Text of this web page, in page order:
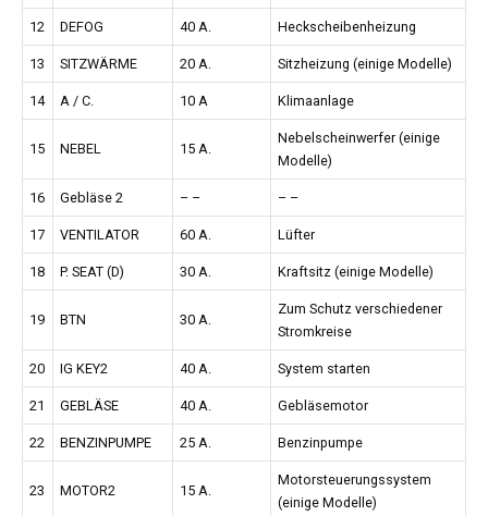
12 DEFOG 40 A. Heckscheibenheizung
13 SITZWÄRME 20 A. Sitzheizung (einige Modelle)
14 A / C. 10 A Klimaanlage
15 NEBEL 15 A.
Nebelscheinwerfer (einige
Modelle)
16 Gebläse 2 – – – –
17 VENTILATOR 60 A. Lüfter
18 P. SEAT (D) 30 A. Kraftsitz (einige Modelle)
19 BTN 30 A.
Zum Schutz verschiedener
Stromkreise
20 IG KEY2 40 A. System starten
21 GEBLÄSE 40 A. Gebläsemotor
22 BENZINPUMPE 25 A. Benzinpumpe
23 MOTOR2 15 A.
Motorsteuerungssystem
(einige Modelle)